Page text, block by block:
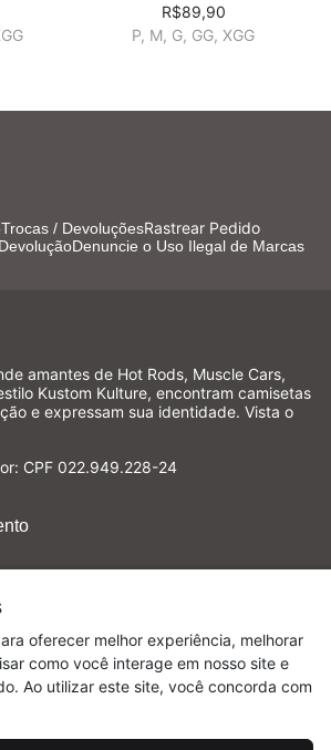
R$89,90
P, M, G, GG, XGG
oferecer melhor experiência, melhorar
como você interage em nosso site e
Ao utilizar este site, você concorda com
Trocas / DevoluçõesRastrear Pedido
Denuncie o Uso Ilegal de Marcas
amantes de Hot Rods, Muscle Cars,
Kustom Kulture, encontram camisetas
e expressam sua identidade. Vista o
CPF 022.949.228-24